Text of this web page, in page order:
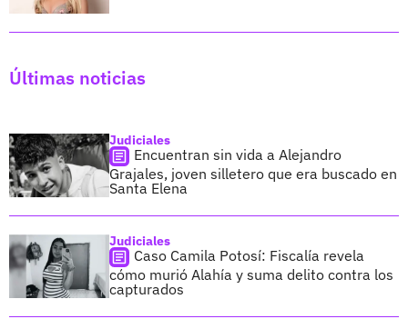
Últimas noticias
Judiciales
Encuentran sin vida a Alejandro
Grajales, joven silletero que era buscado en
Santa Elena
Judiciales
Caso Camila Potosí: Fiscalía revela
cómo murió Alahía y suma delito contra los
capturados